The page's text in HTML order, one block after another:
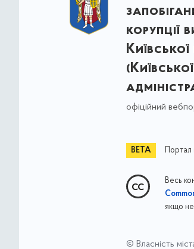
корупції
офіційний
Портал
Весь
якщо
© Власність